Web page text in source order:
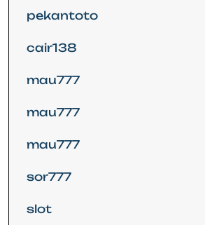
pekantoto
cair138
mau777
mau777
mau777
sor777
slot